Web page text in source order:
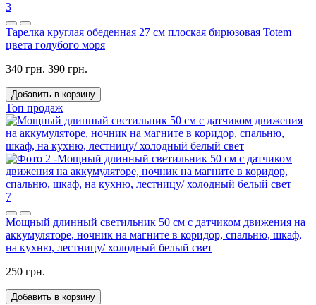
3
Тарелка круглая обеденная 27 см плоская бирюзовая Totem
цвета голубого моря
340 грн. 390 грн.
Добавить в корзину
Топ продаж
7
Мощный длинный светильник 50 см с датчиком движения на
аккумуляторе, ночник на магните в коридор, спальню, шкаф,
на кухню, лестницу/ холодный белый свет
250 грн.
Добавить в корзину